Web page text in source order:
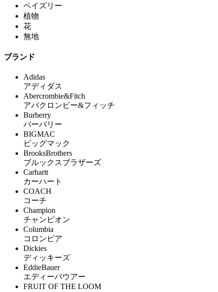
ペイズリー
植物
花
無地
ブランド
Adidas
アディダス
Abercrombie&Fitch
アバクロンビー&フィッチ
Burberry
バーバリー
BIGMAC
ビッグマック
BrooksBrothers
ブルックスブラザーズ
Carhartt
カーハート
COACH
コーチ
Champion
チャンピオン
Columbia
コロンビア
Dickies
ディッキーズ
EddieBauer
エディーバウアー
FRUIT OF THE LOOM